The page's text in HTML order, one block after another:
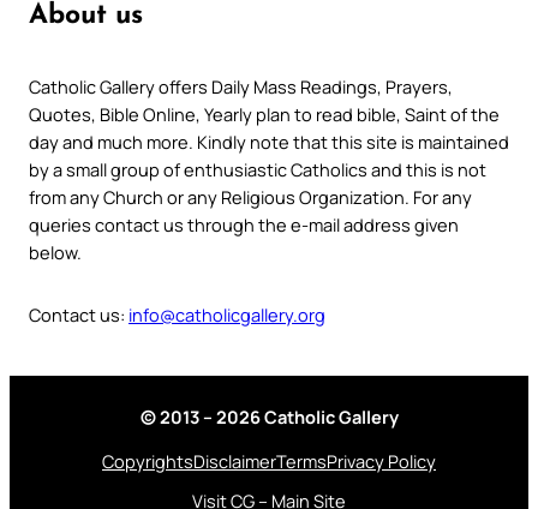
About us
Catholic Gallery offers Daily Mass Readings, Prayers,
Quotes, Bible Online, Yearly plan to read bible, Saint of the
day and much more. Kindly note that this site is maintained
by a small group of enthusiastic Catholics and this is not
from any Church or any Religious Organization. For any
queries contact us through the e-mail address given
below.
Contact us: info@catholicgallery.org
© 2013 – 2026 Catholic Gallery
CopyrightsDisclaimerTermsPrivacy Policy
Visit CG – Main Site